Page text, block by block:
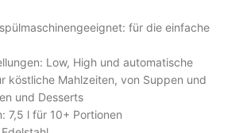
für die einfache
Low, High und automatische
köstliche Mahlzeiten, von Suppen und
und Desserts
7,5 l für 10+ Portionen